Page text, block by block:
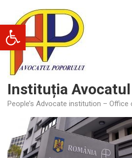
Deschide bara de
content
Instituția
People’s Advocate institution –